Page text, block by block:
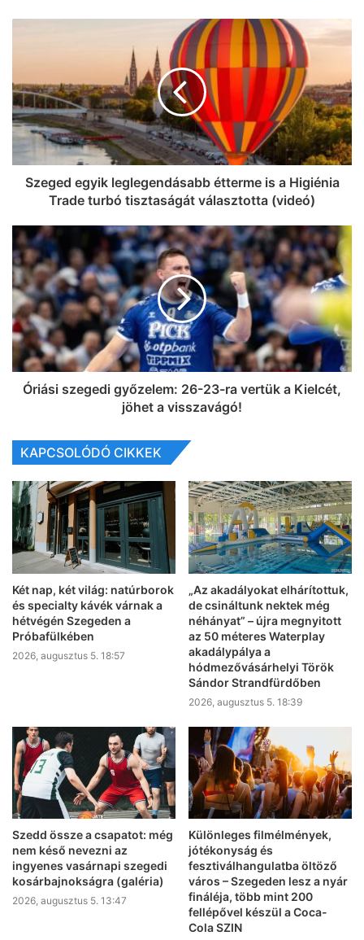
Szeged egyik leglegendásabb étterme is a Higiénia
Trade turbó tisztaságát választotta (videó)
Óriási szegedi győzelem: 26-23-ra vertük a Kielcét,
jöhet a visszavágó!
KAPCSOLÓDÓ CIKKEK
Két nap, két világ: natúrborok
és specialty kávék várnak a
hétvégén Szegeden a
Próbafülkében
2026, augusztus 5. 18:57
„Az akadályokat elhárítottuk,
de csináltunk nektek még
néhányat” – újra megnyitott
az 50 méteres Waterplay
akadálypálya a
hódmezővásárhelyi Török
Sándor Strandfürdőben
2026, augusztus 5. 18:39
Szedd össze a csapatot: még
nem késő nevezni az
ingyenes vasárnapi szegedi
kosárbajnokságra (galéria)
2026, augusztus 5. 13:47
Különleges filmélmények,
jótékonyság és
fesztiválhangulatba öltöző
város – Szegeden lesz a nyár
fináléja, több mint 200
fellépővel készül a Coca-
Cola SZIN